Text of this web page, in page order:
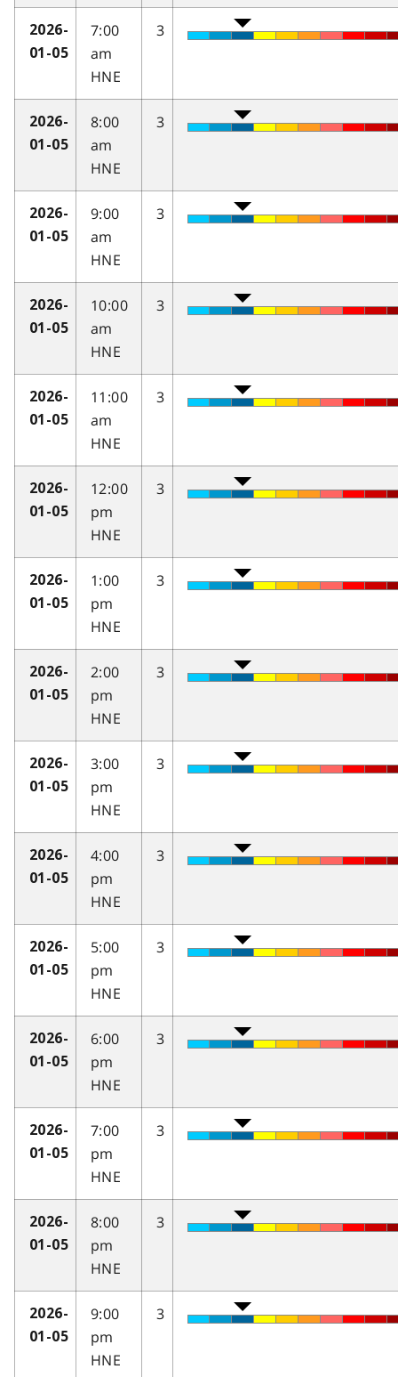
2026-
01-05
7:00
am
HNE
3
2026-
01-05
8:00
am
HNE
3
2026-
01-05
9:00
am
HNE
3
2026-
01-05
10:00
am
HNE
3
2026-
01-05
11:00
am
HNE
3
2026-
01-05
12:00
pm
HNE
3
2026-
01-05
1:00
pm
HNE
3
2026-
01-05
2:00
pm
HNE
3
2026-
01-05
3:00
pm
HNE
3
2026-
01-05
4:00
pm
HNE
3
2026-
01-05
5:00
pm
HNE
3
2026-
01-05
6:00
pm
HNE
3
2026-
01-05
7:00
pm
HNE
3
2026-
01-05
8:00
pm
HNE
3
2026-
01-05
9:00
pm
HNE
3